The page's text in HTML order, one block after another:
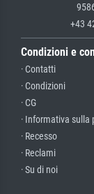
+43
Condizioni e
· Contatti
· Condizioni
· CG
· Informativa sulla
· Recesso
· Reclami
· Su di noi